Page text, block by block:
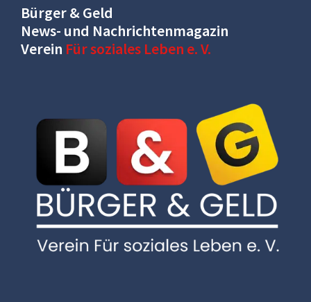
Bürger & Geld
News- und Nachrichtenmagazin
Verein Für soziales Leben e. V.